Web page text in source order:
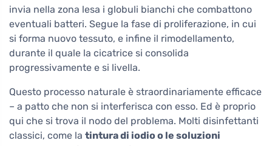
invia nella zona lesa i globuli bianchi che combattono
eventuali batteri. Segue la fase di proliferazione, in cui
si forma nuovo tessuto, e infine il rimodellamento,
durante il quale la cicatrice si consolida
progressivamente e si livella.
Questo processo naturale è straordinariamente efficace
– a patto che non si interferisca con esso. Ed è proprio
qui che si trova il nodo del problema. Molti disinfettanti
classici, come la tintura di iodio o le soluzioni